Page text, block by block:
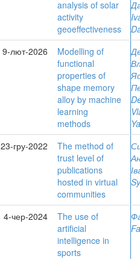
analysis of solar
activity
geoeffectiveness
9-лют-2026
Modelling of
functional
properties of
shape memory
alloy by machine
learning
methods
23-гру-2022
The method of
trust level of
publications
hosted in virtual
communities
4-чер-2024
The use of
artificial
intelligence in
sports